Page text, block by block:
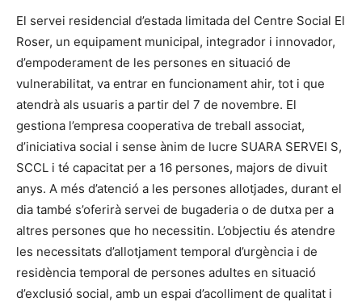
El servei residencial d’estada limitada del Centre Social El
Roser, un equipament municipal, integrador i innovador,
d’empoderament de les persones en situació de
vulnerabilitat, va entrar en funcionament ahir, tot i que
atendrà als usuaris a partir del 7 de novembre. El
gestiona l’empresa cooperativa de treball associat,
d’iniciativa social i sense ànim de lucre SUARA SERVEI S,
SCCL i té capacitat per a 16 persones, majors de divuit
anys. A més d’atenció a les persones allotjades, durant el
dia també s’oferirà servei de bugaderia o de dutxa per a
altres persones que ho necessitin. L’objectiu és atendre
les necessitats d’allotjament temporal d’urgència i de
residència temporal de persones adultes en situació
d’exclusió social, amb un espai d’acolliment de qualitat i